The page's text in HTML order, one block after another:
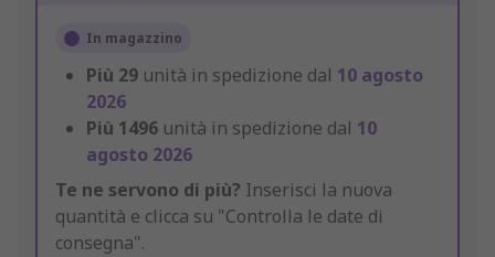
In magazzino
Più 29 unità in spedizione dal 10 agosto
2026
Più 1496 unità in spedizione dal 10
agosto 2026
Te ne servono di più? Inserisci la nuova
quantità e clicca su "Controlla le date di
consegna".